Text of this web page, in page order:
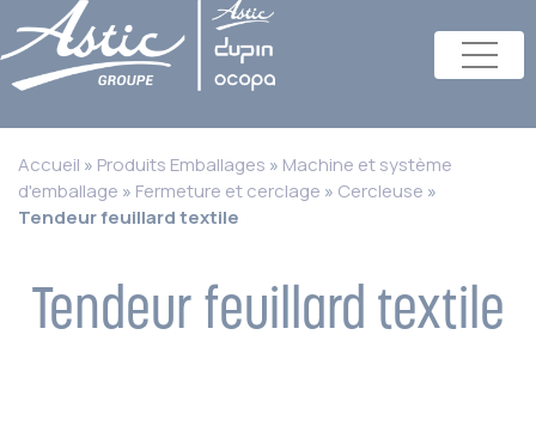
Accueil » Produits Emballages » Machine et système
d'emballage » Fermeture et cerclage » Cercleuse »
Tendeur feuillard textile
Tendeur feuillard textile